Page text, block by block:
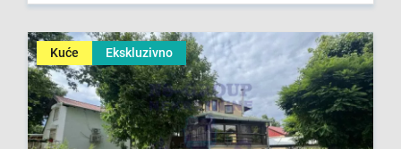
Kuće Ekskluzivno